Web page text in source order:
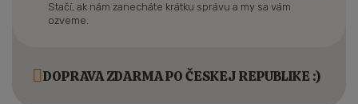
Stačí, ak nám zanecháte krátku správu a my sa vám
ozveme.
DOPRAVA ZDARMA PO ČESKEJ REPUBLIKE :)